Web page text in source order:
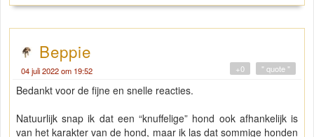
Beppie
04 juli 2022 om 19:52 " quote "
+0
Bedankt voor de fijne en snelle reacties.
Natuurlijk snap ik dat een “knuffelige” hond ook afhankelijk is
van het karakter van de hond, maar ik las dat sommige honden